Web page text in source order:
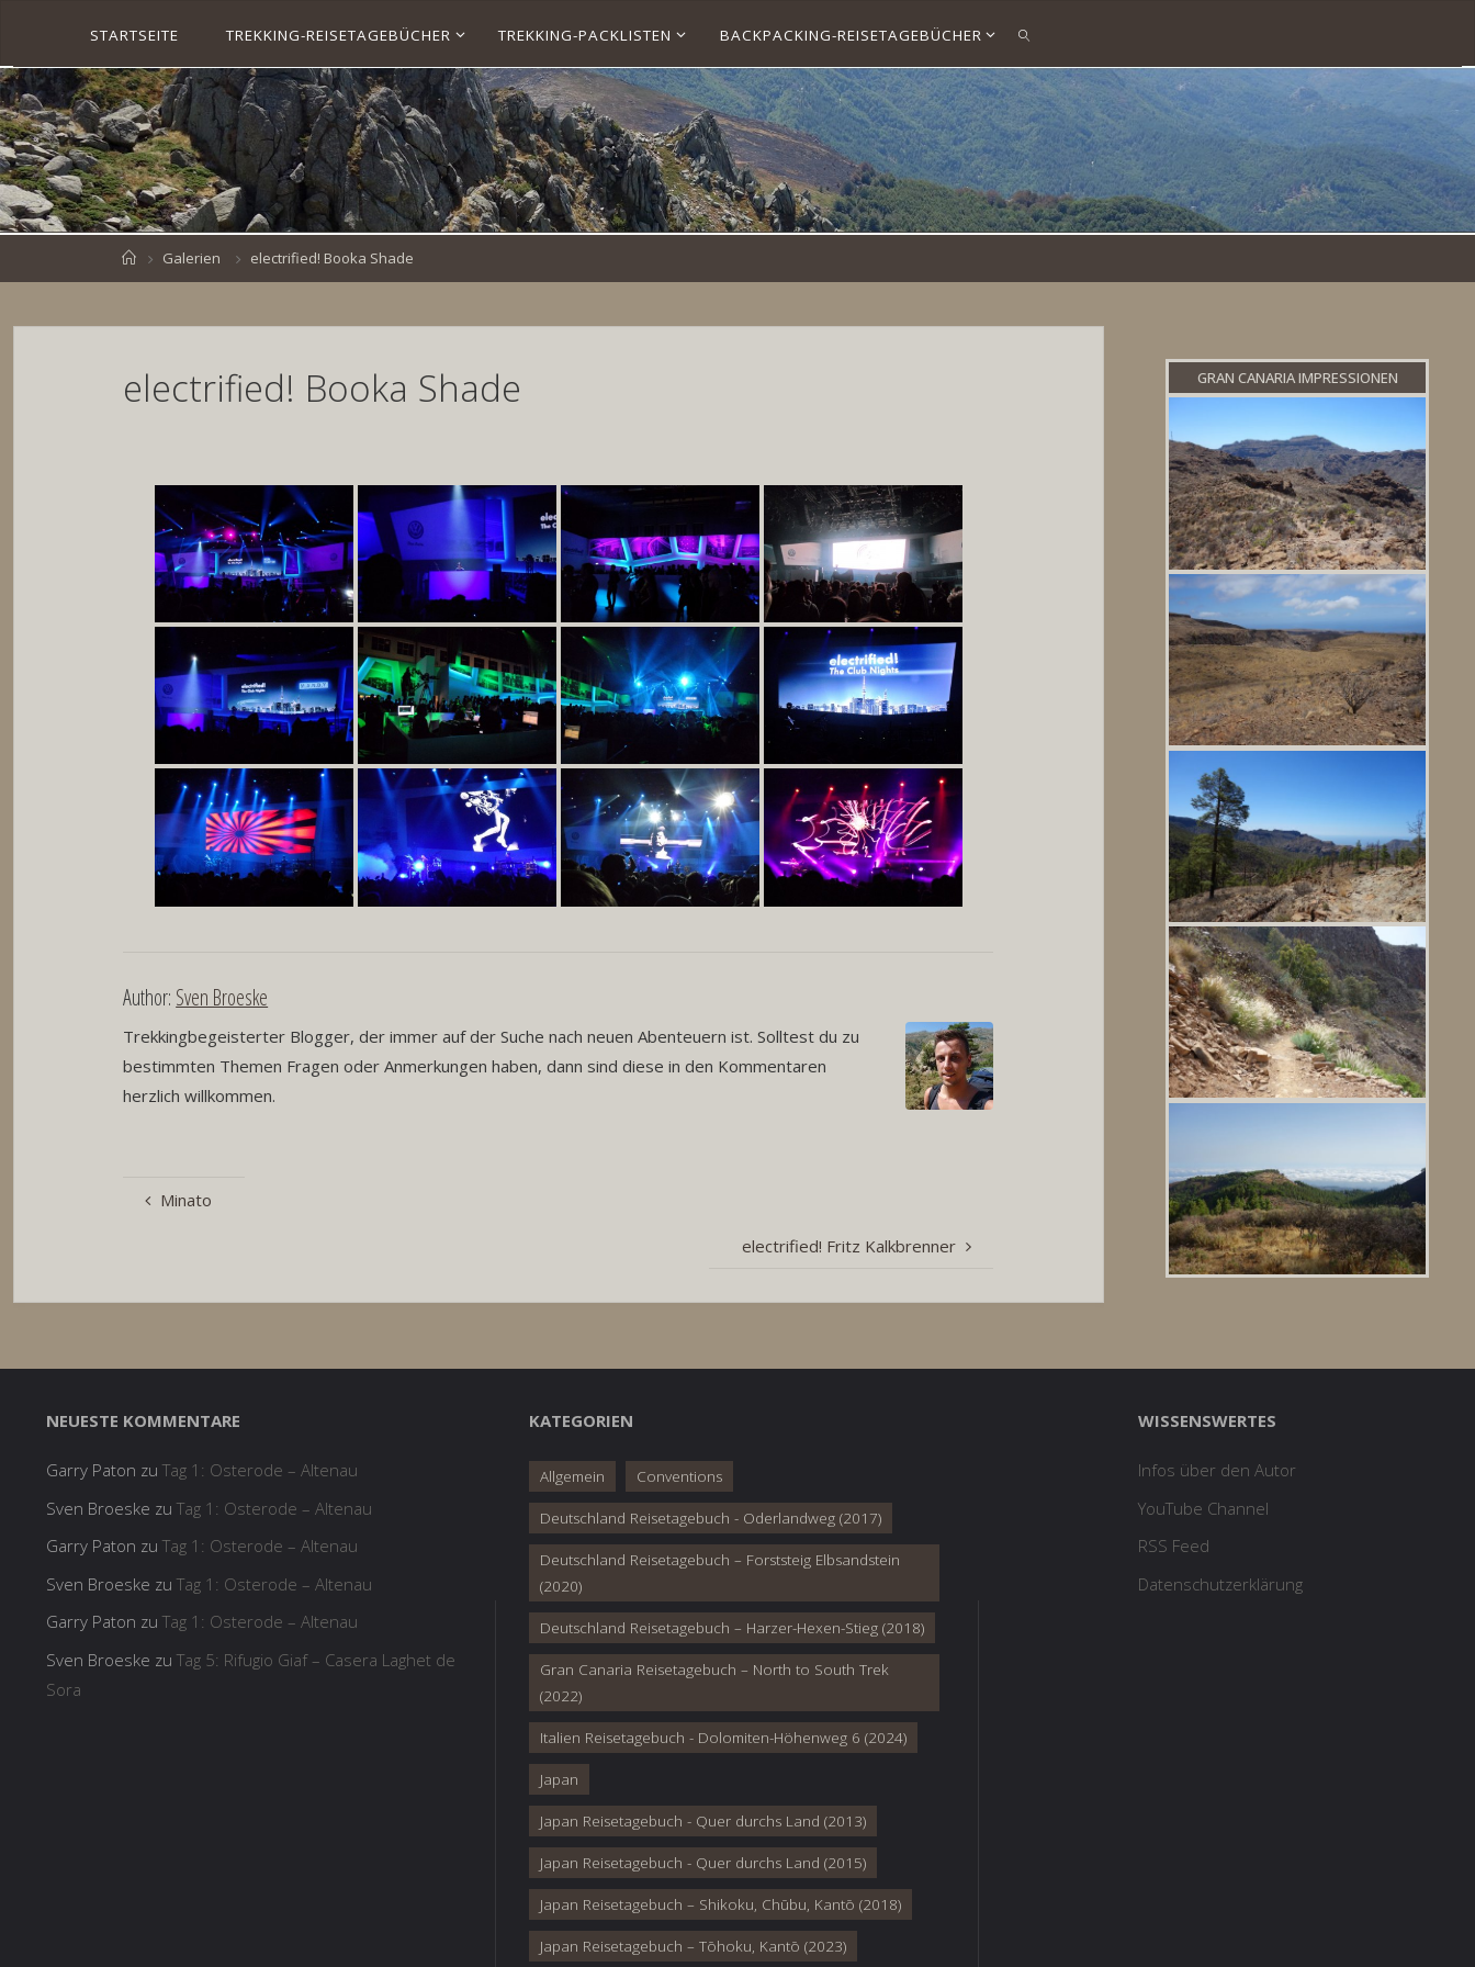
content
VE
NB
RO
ESK
E.D
STARTSEITE TREKKING-REISETAGEBÜCHER TREKKING-PACKLISTEN BACKPACKING-REISETAGEBÜCHER
SEARCH
HomeGalerien electrified! Booka Shade
electrified! Booka Shade
Author: Sven Broeske
Trekkingbegeisterter Blogger, der immer auf der Suche nach neuen Abenteuern ist. Solltest du zu
bestimmten Themen Fragen oder Anmerkungen haben, dann sind diese in den Kommentaren
herzlich willkommen.
Minato
electrified! Fritz Kalkbrenner
GRAN CANARIA IMPRESSIONEN
NEUESTE KOMMENTARE
Garry Paton zu Tag 1: Osterode – Altenau
Sven Broeske zu Tag 1: Osterode – Altenau
Garry Paton zu Tag 1: Osterode – Altenau
Sven Broeske zu Tag 1: Osterode – Altenau
Garry Paton zu Tag 1: Osterode – Altenau
Sven Broeske zu Tag 5: Rifugio Giaf – Casera Laghet de
Sora
KATEGORIEN
Allgemein Conventions
Deutschland Reisetagebuch - Oderlandweg (2017)
Deutschland Reisetagebuch – Forststeig Elbsandstein
(2020)
Deutschland Reisetagebuch – Harzer-Hexen-Stieg (2018)
Gran Canaria Reisetagebuch – North to South Trek
(2022)
Italien Reisetagebuch - Dolomiten-Höhenweg 6 (2024)
Japan
Japan Reisetagebuch - Quer durchs Land (2013)
Japan Reisetagebuch - Quer durchs Land (2015)
Japan Reisetagebuch – Shikoku, Chūbu, Kantō (2018)
Japan Reisetagebuch – Tōhoku, Kantō (2023)
WISSENSWERTES
Infos über den Autor
YouTube Channel
RSS Feed
Datenschutzerklärung